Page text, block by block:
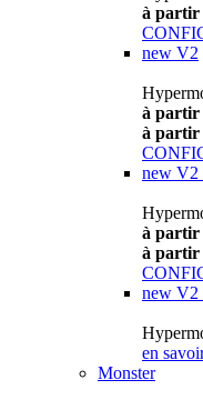
à partir
new V2
à partir
à partir
new V2
à partir
à partir
new V2
en
Monster